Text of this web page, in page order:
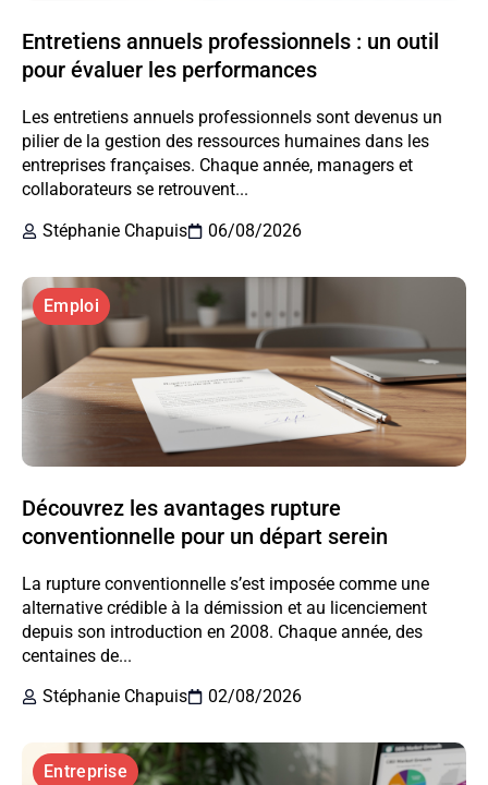
Entretiens annuels professionnels : un outil
pour évaluer les performances
Les entretiens annuels professionnels sont devenus un
pilier de la gestion des ressources humaines dans les
entreprises françaises. Chaque année, managers et
collaborateurs se retrouvent...
Stéphanie Chapuis
06/08/2026
Emploi
Découvrez les avantages rupture
conventionnelle pour un départ serein
La rupture conventionnelle s’est imposée comme une
alternative crédible à la démission et au licenciement
depuis son introduction en 2008. Chaque année, des
centaines de...
Stéphanie Chapuis
02/08/2026
Entreprise